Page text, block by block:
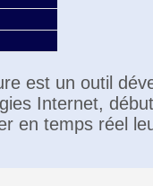
est un outil
Internet,
en temps réel